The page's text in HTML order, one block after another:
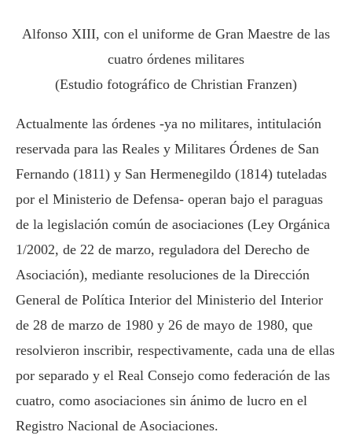
Alfonso XIII, con el uniforme de Gran Maestre de las
cuatro órdenes militares
(Estudio fotográfico de Christian Franzen)
Actualmente las órdenes -ya no militares, intitulación
reservada para las Reales y Militares Órdenes de San
Fernando (1811) y San Hermenegildo (1814) tuteladas
por el Ministerio de Defensa- operan bajo el paraguas
de la legislación común de asociaciones (Ley Orgánica
1/2002, de 22 de marzo, reguladora del Derecho de
Asociación), mediante resoluciones de la Dirección
General de Política Interior del Ministerio del Interior
de 28 de marzo de 1980 y 26 de mayo de 1980, que
resolvieron inscribir, respectivamente, cada una de ellas
por separado y el Real Consejo como federación de las
cuatro, como asociaciones sin ánimo de lucro en el
Registro Nacional de Asociaciones.